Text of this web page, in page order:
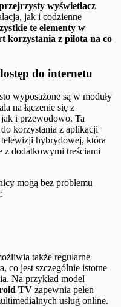
wyświetlacz
jak i codzienne
te elementy w
korzystania z pilota na co
do internetu
wyposażone są w moduły
na łączenie się z
i przewodowo. Ta
korzystania z aplikacji
hybrydowej, która
z dodatkowymi treściami
mogą bez problemu
także regularne
co jest szczególnie istotne
Na przykład model
TV zapewnia pełen
usług online.